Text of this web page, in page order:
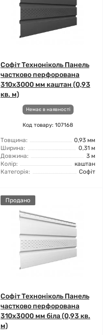
Софіт Техноніколь Панель
частково перфорована
310х3000 мм каштан (0,93
кв. м)
Немає в наявності
Код товару: 107168
Товщина:
0,93 мм
Ширина:
0,31 м
Довжина:
3 м
Колір:
каштан
Категорія:
Софіт
Продано
Софіт Техноніколь Панель
частково перфорована
310х3000 мм біла (0,93 кв.
м)